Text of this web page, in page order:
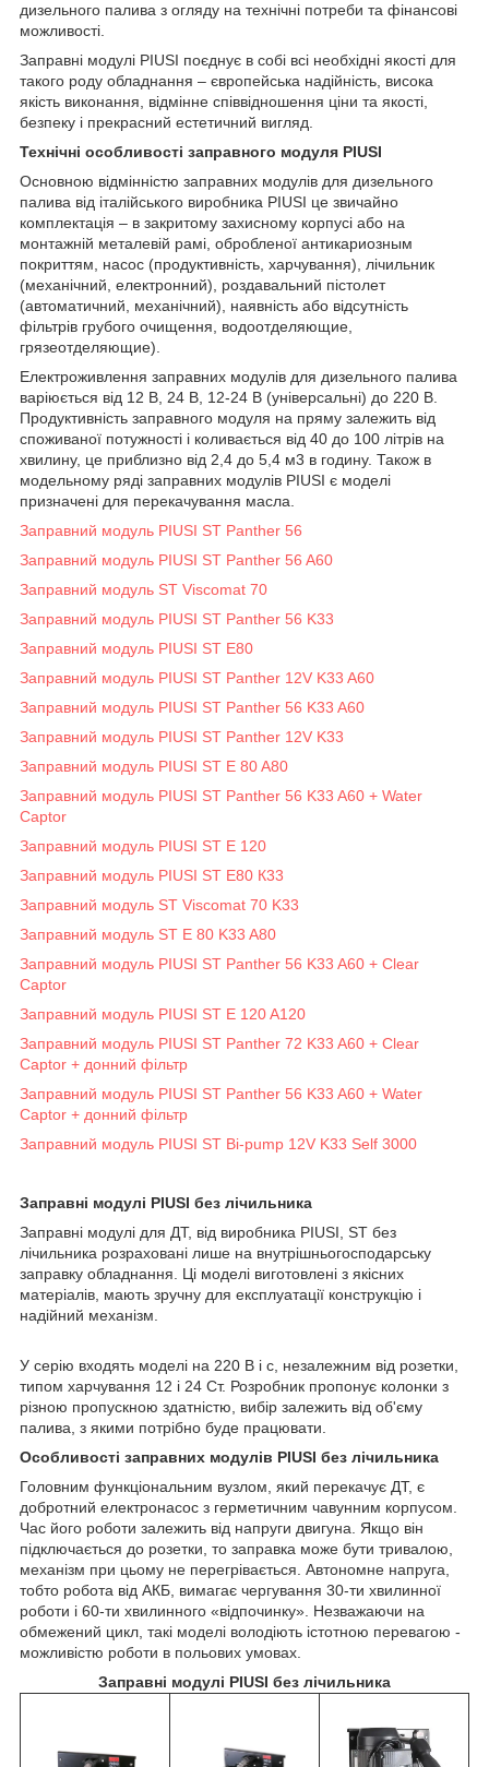
дизельного палива з огляду на технічні потреби та фінансові
можливості.
Заправні модулі PIUSI поєднує в собі всі необхідні якості для
такого роду обладнання – європейська надійність, висока
якість виконання, відмінне співвідношення ціни та якості,
безпеку і прекрасний естетичний вигляд.
Технічні особливості заправного модуля PIUSI
Основною відмінністю заправних модулів для дизельного
палива від італійського виробника PIUSI це звичайно
комплектація – в закритому захисному корпусі або на
монтажній металевій рамі, обробленої антикариозным
покриттям, насос (продуктивність, харчування), лічильник
(механічний, електронний), роздавальний пістолет
(автоматичний, механічний), наявність або відсутність
фільтрів грубого очищення, водоотделяющие,
грязеотделяющие).
Електроживлення заправних модулів для дизельного палива
варіюється від 12 В, 24 В, 12-24 В (універсальні) до 220 В.
Продуктивність заправного модуля на пряму залежить від
споживаної потужності і коливається від 40 до 100 літрів на
хвилину, це приблизно від 2,4 до 5,4 м3 в годину. Також в
модельному ряді заправних модулів PIUSI є моделі
призначені для перекачування масла.
Заправний модуль PIUSI ST Panther 56
Заправний модуль PIUSI ST Panther 56 A60
Заправний модуль ST Viscomat 70
Заправний модуль PIUSI ST Panther 56 K33
Заправний модуль PIUSI ST E80
Заправний модуль PIUSI ST Panther 12V K33 A60
Заправний модуль PIUSI ST Panther 56 K33 A60
Заправний модуль PIUSI ST Panther 12V K33
Заправний модуль PIUSI ST E 80 A80
Заправний модуль PIUSI ST Panther 56 K33 A60 + Water
Captor
Заправний модуль PIUSI ST E 120
Заправний модуль PIUSI ST E80 К33
Заправний модуль ST Viscomat 70 K33
Заправний модуль ST E 80 K33 A80
Заправний модуль PIUSI ST Panther 56 K33 A60 + Clear
Captor
Заправний модуль PIUSI ST E 120 A120
Заправний модуль PIUSI ST Panther 72 K33 A60 + Clear
Captor + донний фільтр
Заправний модуль PIUSI ST Panther 56 K33 A60 + Water
Captor + донний фільтр
Заправний модуль PIUSI ST Bi-pump 12V K33 Self 3000
Заправні модулі PIUSI без лічильника
Заправні модулі для ДТ, від виробника PIUSI, ST без
лічильника розраховані лише на внутрішньогосподарську
заправку обладнання. Ці моделі виготовлені з якісних
матеріалів, мають зручну для експлуатації конструкцію і
надійний механізм.
У серію входять моделі на 220 В і с, незалежним від розетки,
типом харчування 12 і 24 Ст. Розробник пропонує колонки з
різною пропускною здатністю, вибір залежить від об'єму
палива, з якими потрібно буде працювати.
Особливості заправних модулів PIUSI без лічильника
Головним функціональним вузлом, який перекачує ДТ, є
добротний електронасос з герметичним чавунним корпусом.
Час його роботи залежить від напруги двигуна. Якщо він
підключається до розетки, то заправка може бути тривалою,
механізм при цьому не перегрівається. Автономне напруга,
тобто робота від АКБ, вимагає чергування 30-ти хвилинної
роботи і 60-ти хвилинного «відпочинку». Незважаючи на
обмежений цикл, такі моделі володіють істотною перевагою -
можливістю роботи в польових умовах.
Заправні модулі PIUSI без лічильника